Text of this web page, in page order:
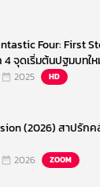
Four: First
จุดเริ่มต้นปฐมบทใ
2025 HD
(2026) สาปรัก
2026 ZOOM